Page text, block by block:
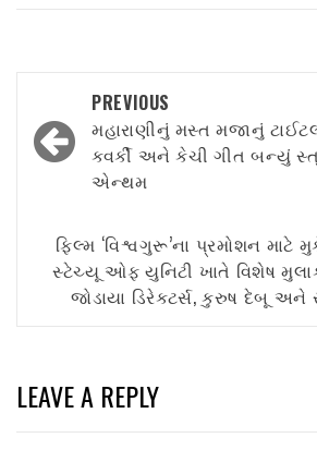
navigation
PREVIOUS
મહારાણીનું મસ્ત મજાનું
ક્વર્કી અને કેચી ગીત બન્યું
એન્થમ
ફિલ્મ ‘વિશ્વગુરૂ’ના પ્રમોશન માટે
સ્ટેચ્યૂ ઓફ યુનિટી ખાતે વિશેષ
જોડાયા ડિરેક્ટર્સ, કુરુષ દેબૂ અને
LEAVE A REPLY